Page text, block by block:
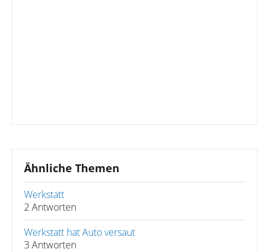
Ähnliche Themen
Werkstatt
2 Antworten
Werkstatt hat Auto versaut
3 Antworten